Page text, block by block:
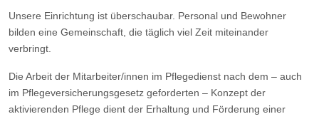
Unsere Einrichtung ist überschaubar. Personal und Bewohner
bilden eine Gemeinschaft, die täglich viel Zeit miteinander
verbringt.
Die Arbeit der Mitarbeiter/innen im Pflegedienst nach dem – auch
im Pflegeversicherungsgesetz geforderten – Konzept der
aktivierenden Pflege dient der Erhaltung und Förderung einer